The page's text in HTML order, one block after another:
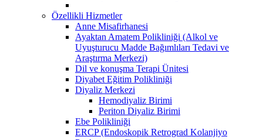
Özellikli Hizmetler
Anne Misafirhanesi
Ayaktan Amatem Polikliniği (Alkol ve
Uyuşturucu Madde Bağımlıları Tedavi ve
Araştırma Merkezi)
Dil ve konuşma Terapi Ünitesi
Diyabet Eğitim Polikliniği
Diyaliz Merkezi
Hemodiyaliz Birimi
Periton Diyaliz Birimi
Ebe Polikliniği
ERCP (Endoskopik Retrograd Kolanjiyo